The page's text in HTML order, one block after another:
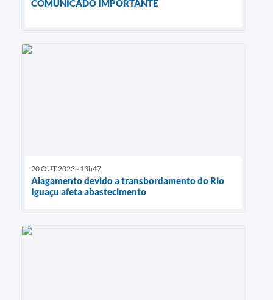
COMUNICADO IMPORTANTE
20 OUT 2023 - 13h47
Alagamento devido a transbordamento do Rio
Iguaçu afeta abastecimento